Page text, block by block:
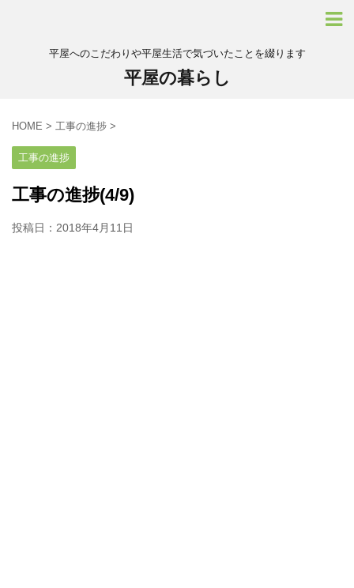
平屋へのこだわりや平屋生活で気づいたことを綴ります
平屋の暮らし
HOME > 工事の進捗 >
工事の進捗
工事の進捗(4/9)
投稿日： 2018年4月11日